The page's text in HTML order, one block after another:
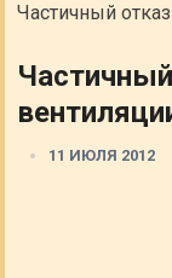
Частичный
11 ИЮЛЯ 2012